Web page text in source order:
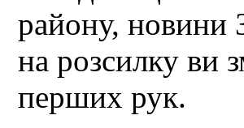
району, новини
на розсилку ви
перших рук.